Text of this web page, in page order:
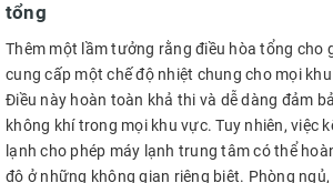
tổng
Thêm một lầm tưởng rằng điều hòa tổng cho
cung cấp một chế độ nhiệt chung cho mọi
Điều này hoàn toàn khả thi và dễ dàng đảm
không khí trong mọi khu vực. Tuy nhiên, việc
lạnh cho phép máy lạnh trung tâm có thể
độ ở những không gian riêng biệt. Phòng